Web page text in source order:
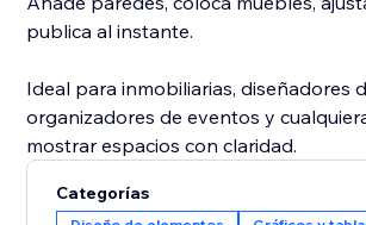
publica al instante.
Ideal para inmobiliarias, diseñadores
organizadores de eventos y
mostrar espacios con claridad.
Categorías